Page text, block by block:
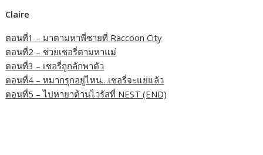
Claire
ตอนที่1 – มาตามหาพี่ชายที่ Raccoon City
ตอนที่2 – ช่วยเชอรี่ตามหาแม่
ตอนที่3 – เชอรี่ถูกลักพาตัว
ตอนที่4 – หมากรุกอยู่ไหน…เชอรี่จะแย่แล้ว
ตอนที่5 – ไปหายาต้านไวรัสที่ NEST (END)